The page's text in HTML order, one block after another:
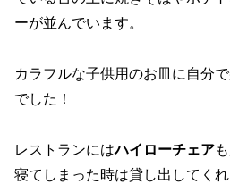
ーが並んでいます。
カラフルな子供用のお皿に自分
でした！
レストランにはハイローチェア
寝てしまった時は貸し出してくれ